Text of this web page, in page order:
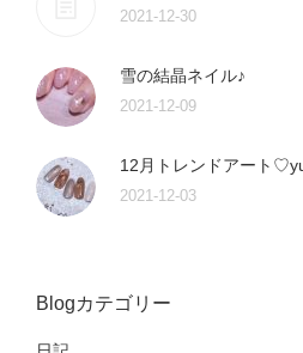
2021-12-30
雪の結晶ネイル♪
2021-12-09
12月トレンドアート
2021-12-03
Blogカテゴリー